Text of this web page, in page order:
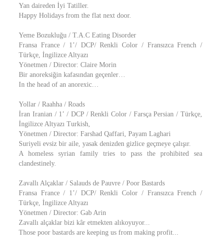
Yan daireden İyi Tatiller.
Happy Holidays from the flat next door.
Yeme Bozukluğu / T.A.C Eating Disorder
Fransa France / 1’/ DCP/ Renkli Color / Fransızca French /
Türkçe, İngilizce Altyazı
Yönetmen / Director: Claire Morin
Bir anoreksiğin kafasından geçenler…
In the head of an anorexic…
Yollar / Raahha / Roads
İran Iranian / 1’ / DCP / Renkli Color / Farsça Persian / Türkçe,
İngilizce Altyazı Turkish,
Yönetmen / Director: Farshad Qaffari, Payam Laghari
Suriyeli evsiz bir aile, yasak denizden gizlice geçmeye çalışır.
A homeless syrian family tries to pass the prohibited sea
clandestinely.
Zavallı Alçaklar / Salauds de Pauvre / Poor Bastards
Fransa France / 1’/ DCP/ Renkli Color / Fransızca French /
Türkçe, İngilizce Altyazı
Yönetmen / Director: Gab Arin
Zavallı alçaklar bizi kâr etmekten alıkoyuyor...
Those poor bastards are keeping us from making profit...